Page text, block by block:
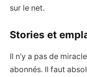
sur le net.
Stories et
Il n’y a pas de
abonnés. Il faut